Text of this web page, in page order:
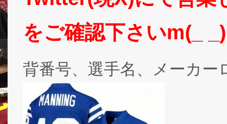
をご確認下さいm(_
背番号、選手名、メーカー